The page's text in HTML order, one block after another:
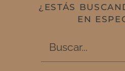
¿ESTÁS
EN